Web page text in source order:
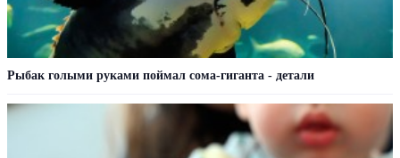
Рыбак голыми руками поймал сома-гиганта - детали